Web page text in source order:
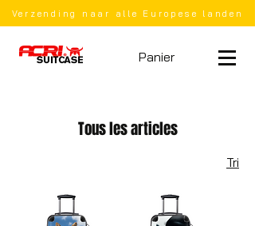
Verzending naar alle Europese landen
Panier
Tous les articles
Tri